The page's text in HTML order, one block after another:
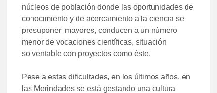
núcleos de población donde las oportunidades de
conocimiento y de acercamiento a la ciencia se
presuponen mayores, conducen a un número
menor de vocaciones científicas, situación
solventable con proyectos como éste.
Pese a estas dificultades, en los últimos años, en
las Merindades se está gestando una cultura